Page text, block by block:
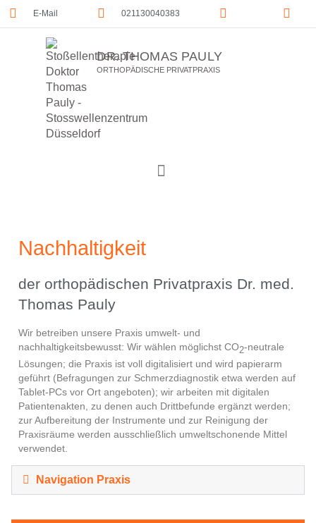
E-Mail 021130040383
DR. THOMAS PAULY
ORTHOPÄDISCHE PRIVATPRAXIS
Nachhaltigkeit
der orthopädischen Privatpraxis Dr. med.
Thomas Pauly
Wir betreiben unsere Praxis umwelt- und
nachhaltigkeitsbewusst: Wir wählen möglichst CO2-neutrale
Lösungen; die Praxis ist voll digitalisiert und wird papierarm
geführt (Befragungen zur Schmerzdiagnostik etwa werden auf
Tablet-PCs vor Ort angeboten); wir arbeiten mit digitalen
Patientenakten, zu denen auch Drittbefunde ergänzt werden;
zur Aufbereitung der Instrumente und zur Reinigung der
Praxisräume werden ausschließlich umweltschonende Mittel
verwendet.
Navigation Praxis